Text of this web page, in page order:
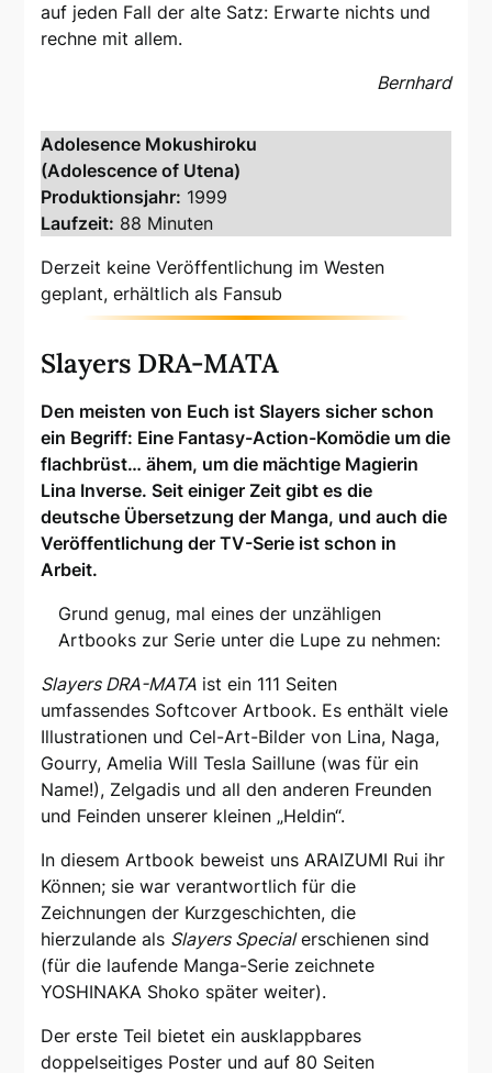
auf jeden Fall der alte Satz: Erwarte nichts und
rechne mit allem.
Bernhard
Adolesence Mokushiroku
(Adolescence of Utena)
Produktionsjahr: 1999
Laufzeit: 88 Minuten
Derzeit keine Veröffentlichung im Westen
geplant, erhältlich als Fansub
Slayers DRA-MATA
Den meisten von Euch ist Slayers sicher schon
ein Begriff: Eine Fantasy-Action-Komödie um die
flachbrüst… ähem, um die mächtige Magierin
Lina Inverse. Seit einiger Zeit gibt es die
deutsche Übersetzung der Manga, und auch die
Veröffentlichung der TV-Serie ist schon in
Arbeit.
Grund genug, mal eines der unzähligen
Artbooks zur Serie unter die Lupe zu nehmen:
Slayers DRA-MATA ist ein 111 Seiten
umfassendes Softcover Artbook. Es enthält viele
Illustrationen und Cel-Art-Bilder von Lina, Naga,
Gourry, Amelia Will Tesla Saillune (was für ein
Name!), Zelgadis und all den anderen Freunden
und Feinden unserer kleinen „Heldin“.
In diesem Artbook beweist uns ARAIZUMI Rui ihr
Können; sie war verantwortlich für die
Zeichnungen der Kurzgeschichten, die
hierzulande als Slayers Specialerschienen sind
(für die laufende Manga-Serie zeichnete
YOSHINAKA Shoko später weiter).
Der erste Teil bietet ein ausklappbares
doppelseitiges Poster und auf 80 Seiten